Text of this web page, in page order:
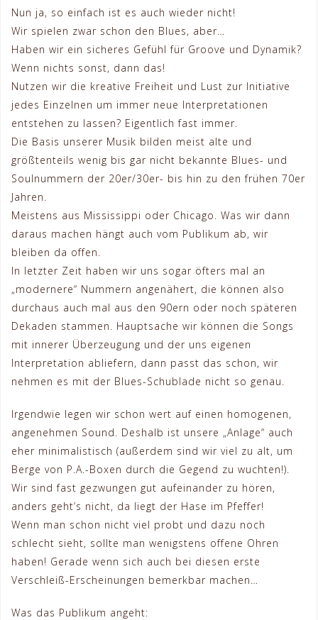
Nun ja, so einfach ist es auch wieder nicht!
Wir spielen zwar schon den Blues, aber…
Haben wir ein sicheres Gefühl für Groove und Dynamik?
Wenn nichts sonst, dann das!
Nutzen wir die kreative Freiheit und Lust zur Initiative
jedes Einzelnen um immer neue Interpretationen
entstehen zu lassen? Eigentlich fast immer.
Die Basis unserer Musik bilden meist alte und
größtenteils wenig bis gar nicht bekannte Blues- und
Soulnummern der 20er/30er- bis hin zu den frühen 70er
Jahren.
Meistens aus Mississippi oder Chicago. Was wir dann
daraus machen hängt auch vom Publikum ab, wir
bleiben da offen.
In letzter Zeit haben wir uns sogar öfters mal an
„modernere“ Nummern angenähert, die können also
durchaus auch mal aus den 90ern oder noch späteren
Dekaden stammen. Hauptsache wir können die Songs
mit innerer Überzeugung und der uns eigenen
Interpretation abliefern, dann passt das schon, wir
nehmen es mit der Blues-Schublade nicht so genau.
Irgendwie legen wir schon wert auf einen homogenen,
angenehmen Sound. Deshalb ist unsere „Anlage“ auch
eher minimalistisch (außerdem sind wir viel zu alt, um
Berge von P.A.-Boxen durch die Gegend zu wuchten!).
Wir sind fast gezwungen gut aufeinander zu hören,
anders geht’s nicht, da liegt der Hase im Pfeffer!
Wenn man schon nicht viel probt und dazu noch
schlecht sieht, sollte man wenigstens offene Ohren
haben! Gerade wenn sich auch bei diesen erste
Verschleiß-Erscheinungen bemerkbar machen…
Was das Publikum angeht: